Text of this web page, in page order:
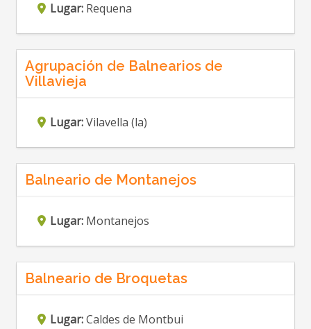
Lugar: Requena
Agrupación de Balnearios de
Villavieja
Lugar:Vilavella (la)
Balneario de Montanejos
Lugar: Montanejos
Balneario de Broquetas
Lugar:Caldes de Montbui